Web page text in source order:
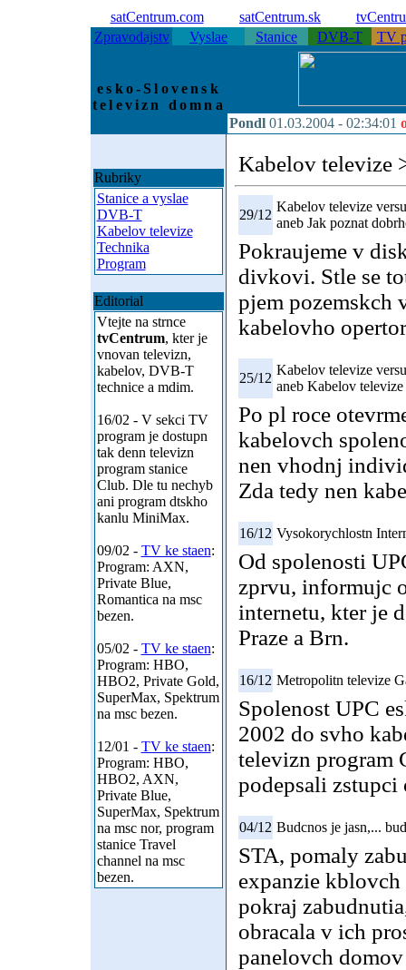
satCentrum.com satCentrum.sk
Zpravodajstv
Vyslae Stanice DVB-T TV
esko-Slovensk
televizn domna
Pondl 01.03.2004 - 02:34:01
Rubriky
Stanice a vyslae
DVB-T
Kabelov televize
Technika
Program
Editorial
Vtejte na strnce
tvCentrum, kter je
vnovan televizn,
kabelov, DVB-T
technice a mdim.
16/02 - V sekci TV
programje dostupn
tak denn televizn
program stanice
Club. Dle tu nechyb
ani program dtskho
kanlu MiniMax.
09/02 - TV ke staen:
Program: AXN,
Private Blue,
Romantica na msc
bezen.
05/02 - TV ke staen:
Program: HBO,
HBO2, Private Gold,
SuperMax, Spektrum
na msc bezen.
12/01 - TV ke staen:
Program: HBO,
HBO2, AXN,
Private Blue,
SuperMax, Spektrum
na msc nor, program
stanice Travel
channel na msc
bezen.
Kabelov televize
29/12
Kabelov televize
aneb Jak poznat
Pokraujeme v
divkovi. Stle se
pjem pozemskch
kabelovho
25/12
Kabelov televize
aneb Kabelov
Po pl roce
kabelovch
nen vhodnj
Zda tedy nen
16/12 Vysokorychlostn
Od spolenosti
zprvu, informujc
internetu, kter je
Praze a Brn.
16/12 Metropolitn televize
Spolenost UPC
2002 do svho
televizn program
podepsali zstupci
04/12 Budcnos je jasn,...
STA, pomaly
expanzie kblovch
pokraj
obracala v ich
panelovch